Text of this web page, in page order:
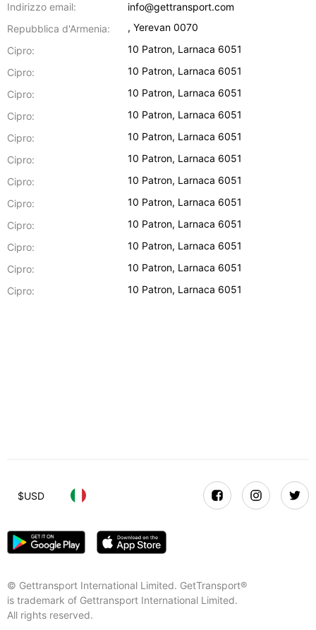
Indirizzo email:
info@gettransport.com
Repubblica d'Armenia:
,Yerevan 0070
Cipro:
10 Patron, Larnaca 6051
Cipro:
10 Patron, Larnaca 6051
Cipro:
10 Patron, Larnaca 6051
Cipro:
10 Patron, Larnaca 6051
Cipro:
10 Patron, Larnaca 6051
Cipro:
10 Patron, Larnaca 6051
Cipro:
10 Patron, Larnaca 6051
Cipro:
10 Patron, Larnaca 6051
Cipro:
10 Patron, Larnaca 6051
Cipro:
10 Patron, Larnaca 6051
Cipro:
10 Patron, Larnaca 6051
Cipro:
10 Patron, Larnaca 6051
© Gettransport International Limited. GetTransport®
is trademark of Gettransport International Limited.
All rights reserved.
$USD